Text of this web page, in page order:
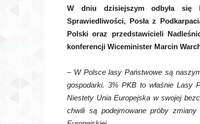
W dniu dzisiejszym odbyła się
Sprawiedliwości, Posła z
Polski oraz przedstawicieli
konferencji Wiceminister Marcin
– W Polsce lasy Państwowe są
gospodarki. 3% PKB to właśnie Lasy
Niestety Unia Europejska w swojej
chwili są podejmowane próby